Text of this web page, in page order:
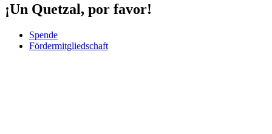
¡Un Quetzal, por favor!
Spende
Fördermitgliedschaft